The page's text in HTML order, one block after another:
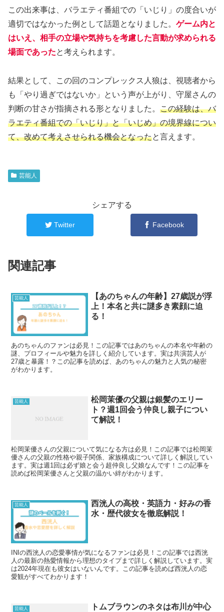
この出来事は、バラエティ番組での「いじり」の度合いが
適切ではなかった例として話題となりました。 ゲーム内と
はいえ、相手の立場や気持ちを考慮した言動が求められる
場面であったと考えられます。
結果として、この回のコンプレックス人狼は、視聴者から
も「やり過ぎではないか」という声が上がり、守屋さんの
判断の甘さが指摘される形となりました。 この経験は、バ
ラエティ番組での「いじり」と「いじめ」の境界線につい
て、改めて考えさせられる機会となったと言えます。
芸能人
シェアする
Twitter Facebook
関連記事
芸能人
【あのちゃんの年齢】27歳説が浮
上！本名と共に謎多き素顔に迫
る！
あのちゃんのファンは必見！この記事ではあのちゃんの本名や年齢の
謎、プロフィールや魅力を詳しく紹介しています。実は共演芸人が
27歳と暴露！？この記事を読めば、あのちゃんの魅力と人気の秘密
がわかります。
芸能人
松岡茉優の父親は銀髪のエリー
ト？週1回会う仲良し親子につい
て解説！
松岡茉優さんの父親について気になる方は必見！この記事では松岡茉
優さんの父親の性格や親子関係、家族構成について詳しく解説してい
ます。実は週1回は必ず娘と会う超仲良し父娘なんです！この記事を
読めば松岡茉優さんと父親の温かい絆がわかります。
芸能人
西洸人の高校・英語力・好みの香
水・歴代彼女を徹底解説！
INIの西洸人の恋愛事情が気になるファンは必見！この記事では西洸
人の最新の熱愛情報から理想のタイプまで詳しく解説しています。実
は2024年現在も彼女はいないんです。この記事を読めば西洸人の恋
愛観がすべてわかります！
芸能人
トムブラウンのネタは布川が中心